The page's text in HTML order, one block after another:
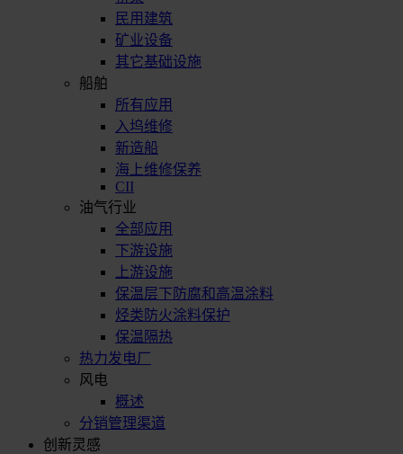
民用建筑
矿业设备
其它基础设施
船舶
所有应用
入坞维修
新造船
海上维修保养
CII
油气行业
全部应用
下游设施
上游设施
保温层下防腐和高温涂料
烃类防火涂料保护
保温隔热
热力发电厂
风电
概述
分销管理渠道
创新灵感